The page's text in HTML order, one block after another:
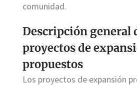
comunidad.
Descripción general
proyectos de
propuestos
Los proyectos de expansión